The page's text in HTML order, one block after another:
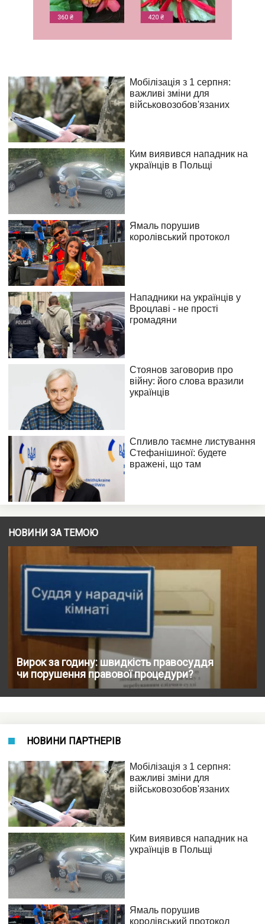
НОВИНИ ЗА ТЕМОЮ
Вирок за годину: швидкість правосуддя
чи порушення правової процедури?
НОВИНИ ПАРТНЕРІВ